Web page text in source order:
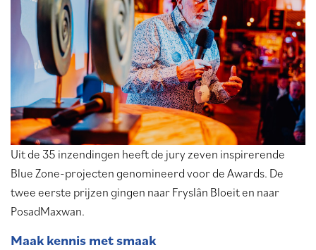
Uit de 35 inzendingen heeft de jury zeven inspirerende
Blue Zone-projecten genomineerd voor de Awards. De
twee eerste prijzen gingen naar Fryslân Bloeit en naar
PosadMaxwan.
Maak kennis met smaak